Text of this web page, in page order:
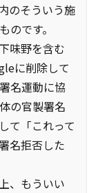
のそういう施
のです。
味野を含む
に削除して
名運動に協
の官製署名
て「これって
名拒否した
、もういい